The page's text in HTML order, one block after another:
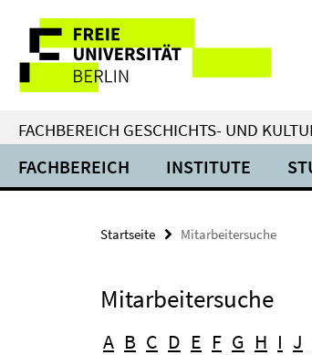
direkt
Inhalt
Service-
Navigation
FACHBEREICH GESCHICHTS- UND
FACHBEREICH INSTITUTE
Startseite Mitarbeitersuche
Mitarbeitersuche
A B C D E F G H I J